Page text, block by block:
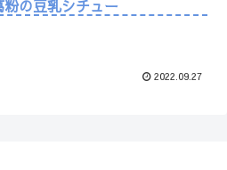
粉の豆乳シチュー
2022.09.27